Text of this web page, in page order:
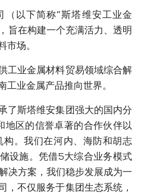
以下简称“斯塔维安工业金
旨在构建一个充满活力、透明
市场。
工业金属材料贸易领域综合解
业金属产品推向世界。
了斯塔维安集团强大的国内分
地区的信誉卓著的合作伙伴以
。我们在河内、海防和胡志
设施。凭借5大综合业务模式
决方案，我们稳步发展成为一
，不仅服务于集团生态系统，